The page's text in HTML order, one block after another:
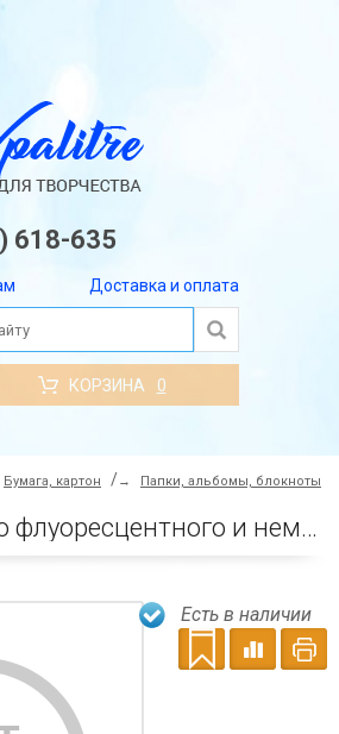
618-635
Доставка и оплата
КОРЗИНА 0
Бумага, картон → Папки, альбомы, блокноты
Набор цветного флуоресцентного и немелованного картона А4, 16 цв, 16л.
Есть в наличии